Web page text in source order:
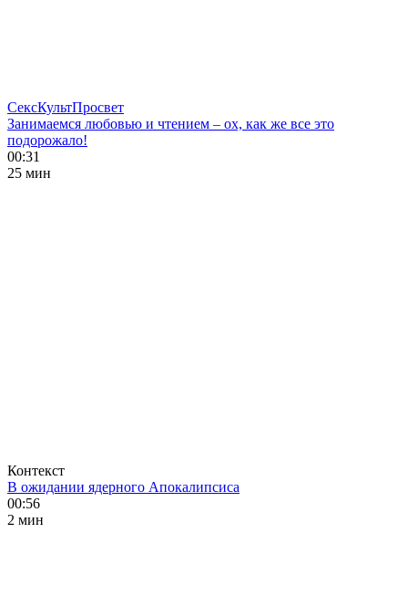
СексКультПросвет
Занимаемся любовью и чтением – ох, как же все это
подорожало!
00:31
25 мин
Контекст
В ожидании ядерного Апокалипсиса
00:56
2 мин